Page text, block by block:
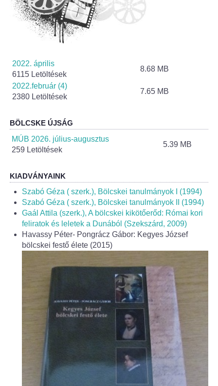
Szabályzatok
Pályázatok
Szerződések
Helyi Esélyegyenlőség Program
Alapítványok
Helyi Építési Szabályzat
INTÉZMÉNYEK
Bölcskei Mesevár Óvoda és Bölcsőde
Óvodakert
Egészségügy
Háziorvos
Fogorvos
Védőnői szolgálat
2022. április
6115 Letöltések
8.68 MB
2022.február (4)
2380 Letöltések
7.65 MB
BÖLCSKE ÚJSÁG
MÚB 2026. július-augusztus
259 Letöltések
5.39 MB
KIADVÁNYAINK
Szabó Géza ( szerk.), Bölcskei tanulmányok I (1994)
Szabó Géza ( szerk.), Bölcskei tanulmányok II (1994)
Gaál Attila (szerk.), A bölcskei kikötőerőd: Római kori
feliratok és leletek a Dunából (Szekszárd, 2009)
Havassy Péter- Pongrácz Gábor: Kegyes József
bölcskei festő élete (2015)